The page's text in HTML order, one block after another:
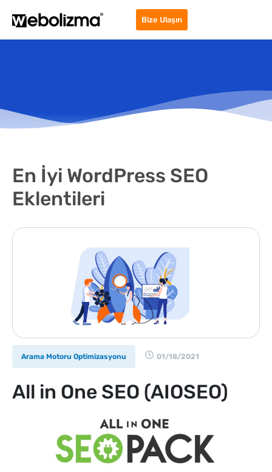
Bize Ulaşın
En İyi WordPress SEO
Eklentileri
Arama Motoru Optimizasyonu 01/18/2021
All in One SEO (AIOSEO)